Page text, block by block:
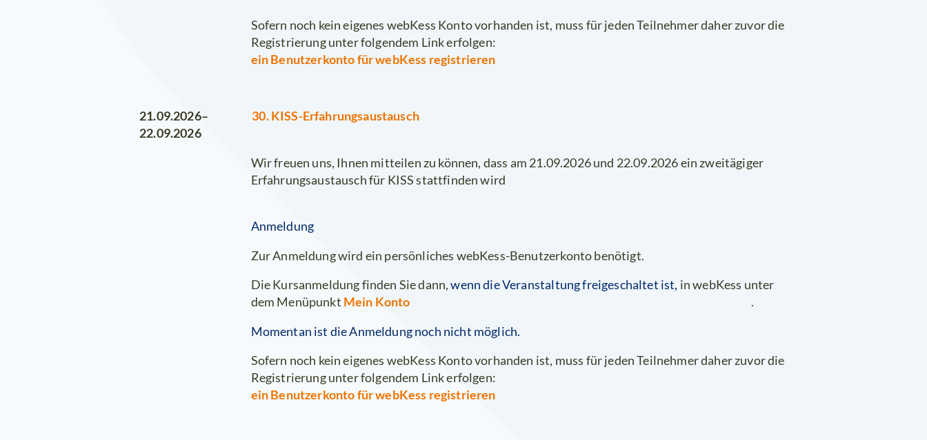
Sofern noch kein eigenes webKess Konto vorhanden ist, muss für jeden Teilnehmer daher zuvor die
Registrierung unter folgendem Link erfolgen:
ein Benutzerkonto für webKess registrieren
21.09.2026–
22.09.2026
30. KISS-Erfahrungsaustausch
Wir freuen uns, Ihnen mitteilen zu können, dass am 21.09.2026 und 22.09.2026 ein zweitägiger
Erfahrungsaustausch für KISS stattfinden wird
Anmeldung
Zur Anmeldung wird ein persönliches webKess-Benutzerkonto benötigt.
Die Kursanmeldung finden Sie dann,wenn die Veranstaltung freigeschaltet ist, in webKess unter
dem Menüpunkt Mein Konto .
Momentan ist die Anmeldung noch nicht möglich.
Sofern noch kein eigenes webKess Konto vorhanden ist, muss für jeden Teilnehmer daher zuvor die
Registrierung unter folgendem Link erfolgen:
ein Benutzerkonto für webKess registrieren